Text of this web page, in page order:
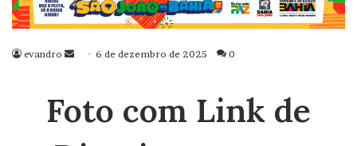
evandro
Mande
mail
6 de dezembro de 2025 0
Foto com Link de